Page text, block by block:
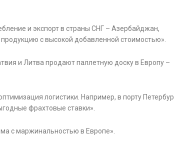
и экспорт в страны СНГ – Азербайджан,
с высокой добавленной стоимостью».
и Литва продают паллетную доску в Европу –
логистики. Например, в порту
фрахтовые ставки».
с маржинальностью в Европе».